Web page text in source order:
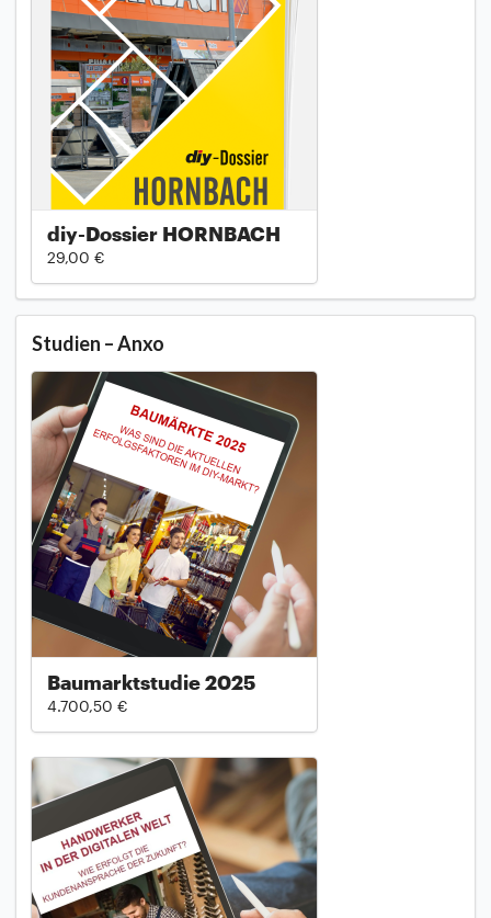
diy-Dossier HORNBACH
29,00 €
Studien – Anxo
Baumarktstudie 2025
4.700,50 €